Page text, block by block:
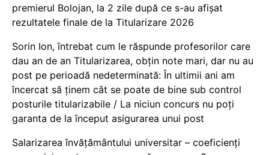
premierul Bolojan, la 2 zile după ce s-au afișat
rezultatele finale de la Titularizare 2026
Sorin Ion, întrebat cum le răspunde profesorilor care
dau an de an Titularizarea, obțin note mari, dar nu au
post pe perioadă nedeterminată: În ultimii ani am
încercat să ținem cât se poate de bine sub control
posturile titularizabile / La niciun concurs nu poți
garanta de la început asigurarea unui post
Salarizarea învățământului universitar – coeficienți